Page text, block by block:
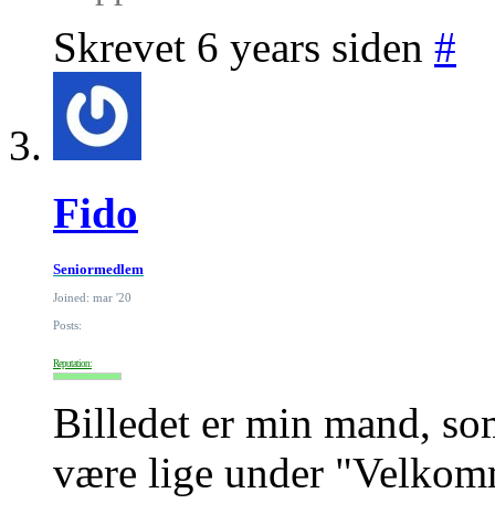
Skrevet 6 years siden #
Fido
Seniormedlem
Joined: mar '20
Posts:
Reputation:
Billedet er min mand,
være lige under